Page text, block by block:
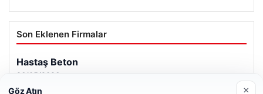
Son Eklenen Firmalar
Hastaş Beton
26/05/2026
Göz Atın ×